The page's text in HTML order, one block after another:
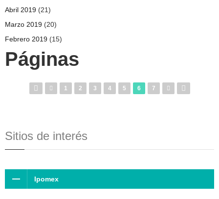
Abril 2019 (21)
Marzo 2019 (20)
Febrero 2019 (15)
Páginas
1 2 3 4 5 6 7
Sitios de interés
Ipomex